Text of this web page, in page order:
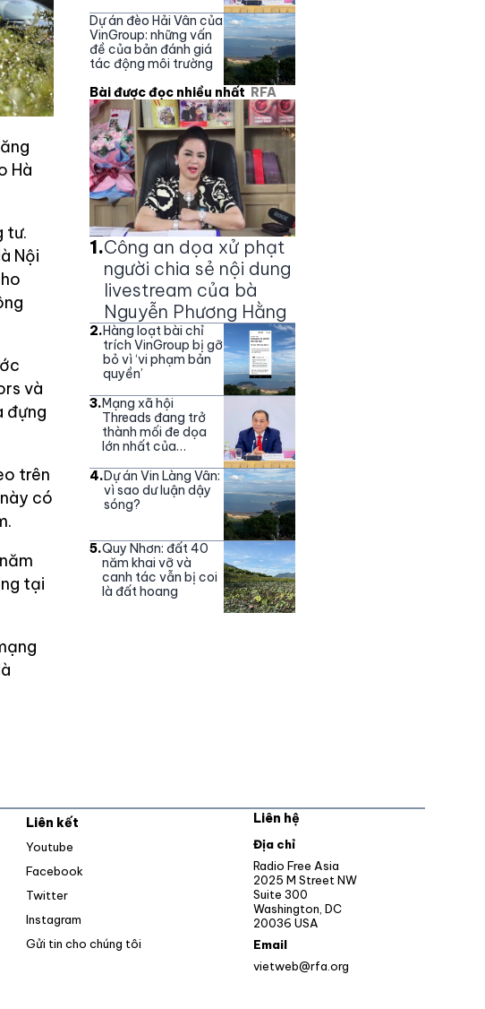
Hà
tư.
Nội
và
đựng
trên
có
tại
Dự án đèo Hải Vân của
VinGroup: những vấn
đề của bản đánh giá
tác động môi trường
Bài được đọc nhiều nhất RFA
1.Công an dọa xử phạt
người chia sẻ nội dung
livestream của bà
Nguyễn Phương Hằng
2.Hàng loạt bài chỉ
trích VinGroup bị gỡ
bỏ vì ‘vi phạm bản
quyền’
3.Mạng xã hội
Threads đang trở
thành mối đe dọa
lớn nhất của
4.Dự án Vin Làng Vân:
vì sao dư luận dậy
sóng?
5.Quy Nhơn: đất 40
năm khai vỡ và
canh tác vẫn bị coi
là đất hoang
Liên kết
Youtube
Facebook
Twitter
Instagram
Gửi tin cho chúng tôi
Liên hệ
Địa chỉ
Radio Free Asia
2025 M Street NW
Suite 300
Washington, DC
20036 USA
Email
vietweb@rfa.org